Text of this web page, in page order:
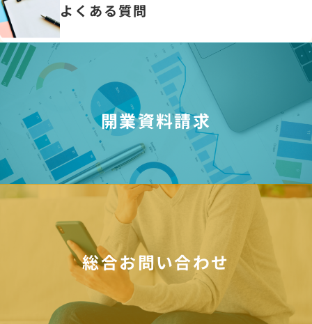
よくある質問
開業資料請求
総合お問い合わせ